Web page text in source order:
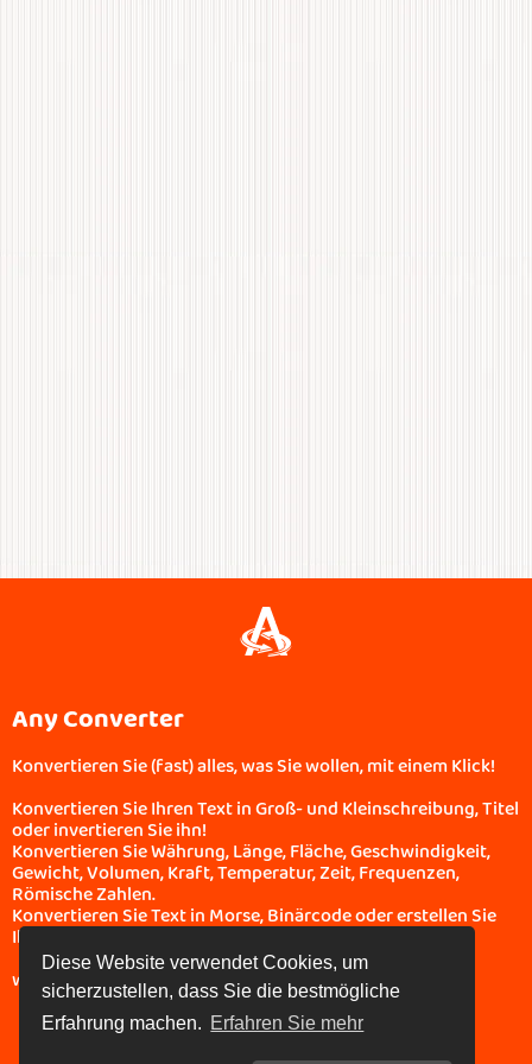
Diese Website verwendet Cookies, um
sicherzustellen, dass Sie die bestmögliche
Erfahrung machen. Erfahren Sie mehr
Any Converter
Konvertieren Sie (fast) alles, was Sie wollen, mit einem Klick!
Konvertieren Sie Ihren Text in Groß- und Kleinschreibung, Titel
oder invertieren Sie ihn!
Konvertieren Sie Währung, Länge, Fläche, Geschwindigkeit,
Gewicht, Volumen, Kraft, Temperatur, Zeit, Frequenzen,
Römische Zahlen.
Konvertieren Sie Text in Morse, Binärcode oder erstellen Sie
Ihren QR-Code!
www.boonote.com/anyconverter © BooNote 2026